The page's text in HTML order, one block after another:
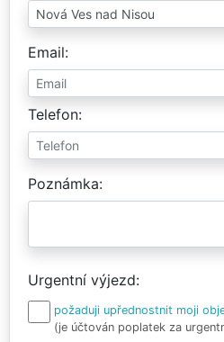
Email
Telefon
Poznámka
Urgentní výjezd
požaduji upřednostnit moji
(je účtován poplatek za